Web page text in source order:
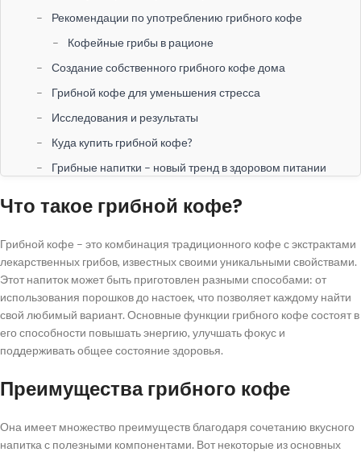
Рекомендации по употреблению грибного кофе
Кофейные грибы в рационе
Создание собственного грибного кофе дома
Грибной кофе для уменьшения стресса
Исследования и результаты
Куда купить грибной кофе?
Грибные напитки – новый тренд в здоровом питании
Что такое грибной кофе?
Грибной кофе – это комбинация традиционного кофе с экстрактами
лекарственных грибов, известных своими уникальными свойствами.
Этот напиток может быть приготовлен разными способами: от
использования порошков до настоек, что позволяет каждому найти
свой любимый вариант. Основные функции грибного кофе состоят в
его способности повышать энергию, улучшать фокус и
поддерживать общее состояние здоровья.
Преимущества грибного кофе
Она имеет множество преимуществ благодаря сочетанию вкусного
напитка с полезными компонентами. Вот некоторые из основных